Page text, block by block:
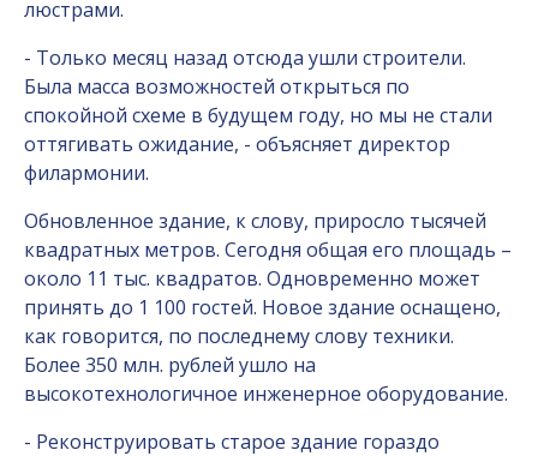
люстрами.
- Только месяц назад отсюда ушли строители.
Была масса возможностей открыться по
спокойной схеме в будущем году, но мы не стали
оттягивать ожидание, - объясняет директор
филармонии.
Обновленное здание, к слову, приросло тысячей
квадратных метров. Сегодня общая его площадь –
около 11 тыс. квадратов. Одновременно может
принять до 1 100 гостей. Новое здание оснащено,
как говорится, по последнему слову техники.
Более 350 млн. рублей ушло на
высокотехнологичное инженерное оборудование.
- Реконструировать старое здание гораздо